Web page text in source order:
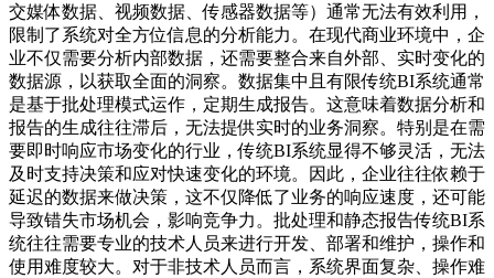
交媒体数据、视频数据、传感器数据等）通常无法有效利用，
限制了系统对全方位信息的分析能力。在现代商业环境中，企
业不仅需要分析内部数据，还需要整合来自外部、实时变化的
数据源，以获取全面的洞察。数据集中且有限传统BI系统通常
是基于批处理模式运作，定期生成报告。这意味着数据分析和
报告的生成往往滞后，无法提供实时的业务洞察。特别是在需
要即时响应市场变化的行业，传统BI系统显得不够灵活，无法
及时支持决策和应对快速变化的环境。因此，企业往往依赖于
延迟的数据来做决策，这不仅降低了业务的响应速度，还可能
导致错失市场机会，影响竞争力。批处理和静态报告传统BI系
统往往需要专业的技术人员来进行开发、部署和维护，操作和
使用难度较大。对于非技术人员而言，系统界面复杂、操作难